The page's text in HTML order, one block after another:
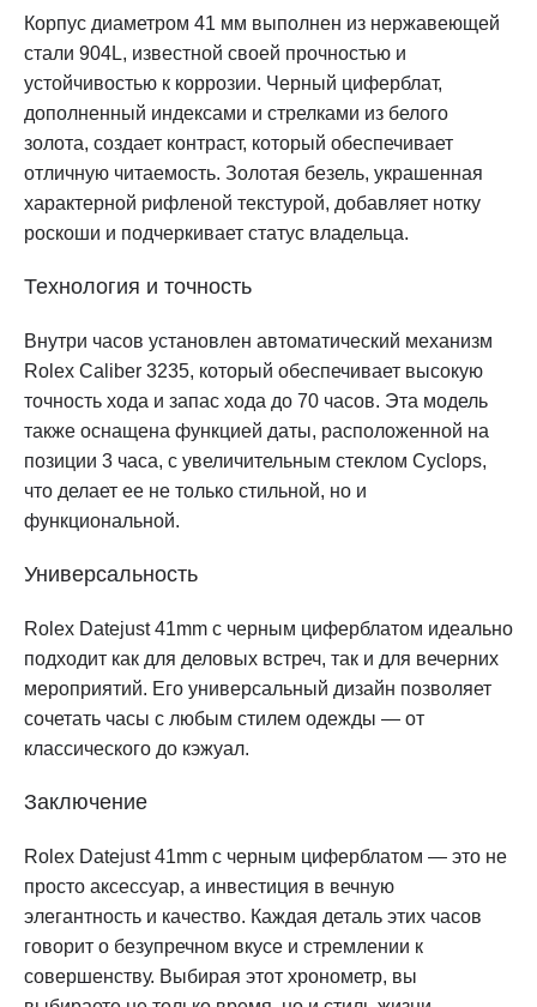
Корпус диаметром 41 мм выполнен из нержавеющей
стали 904L, известной своей прочностью и
устойчивостью к коррозии. Черный циферблат,
дополненный индексами и стрелками из белого
золота, создает контраст, который обеспечивает
отличную читаемость. Золотая безель, украшенная
характерной рифленой текстурой, добавляет нотку
роскоши и подчеркивает статус владельца.
Технология и точность
Внутри часов установлен автоматический механизм
Rolex Caliber 3235, который обеспечивает высокую
точность хода и запас хода до 70 часов. Эта модель
также оснащена функцией даты, расположенной на
позиции 3 часа, с увеличительным стеклом Cyclops,
что делает ее не только стильной, но и
функциональной.
Универсальность
Rolex Datejust 41mm с черным циферблатом идеально
подходит как для деловых встреч, так и для вечерних
мероприятий. Его универсальный дизайн позволяет
сочетать часы с любым стилем одежды — от
классического до кэжуал.
Заключение
Rolex Datejust 41mm с черным циферблатом — это не
просто аксессуар, а инвестиция в вечную
элегантность и качество. Каждая деталь этих часов
говорит о безупречном вкусе и стремлении к
совершенству. Выбирая этот хронометр, вы